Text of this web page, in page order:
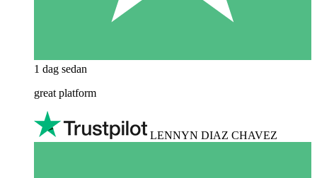
1 dag sedan
great platform
LENNYN DIAZ CHAVEZ